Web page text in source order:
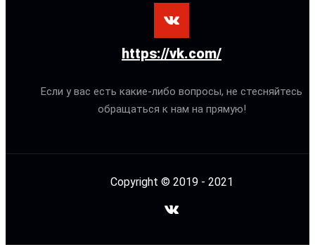
https://vk.com/
Если у вас есть какие-либо вопросы, не стесняйтесь
обращаться к нам на прямую!
Copyright © 2019 - 2021